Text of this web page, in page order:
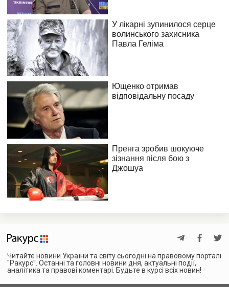
Читайте новини України та світу сьогодні на правовому порталі
"Ракурс". Останні та головні новини дня, актуальні події,
аналітика та правові коментарі. Будьте в курсі всіх новин!